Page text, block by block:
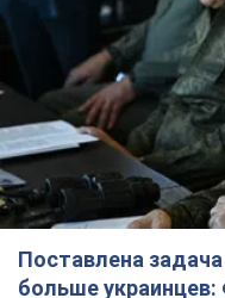
Поставлена
больше украинцев:
Путина
У агрессора есть
капитуляции
2 часа назад 8,1 т.
Армия РФ
Schubert в